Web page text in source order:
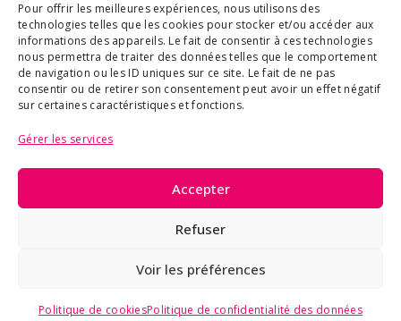
Pour offrir les meilleures expériences, nous utilisons des
technologies telles que les cookies pour stocker et/ou accéder aux
informations des appareils. Le fait de consentir à ces technologies
nous permettra de traiter des données telles que le comportement
de navigation ou les ID uniques sur ce site. Le fait de ne pas
consentir ou de retirer son consentement peut avoir un effet négatif
sur certaines caractéristiques et fonctions.
Gérer les services
Accepter
Refuser
Voir les préférences
Politique de cookiesPolitique de confidentialité des données
n’engage sa responsabilité d’aucune façon
en rendant disponible ces informations sur
ce site Internet. Communiquer avec un
professionnel de la santé avant de prendre
une décision qui concerne votre
de confidentialité des données
sein Deschênes-Fabia
Conception site Web –Cobbox– mise à jour –